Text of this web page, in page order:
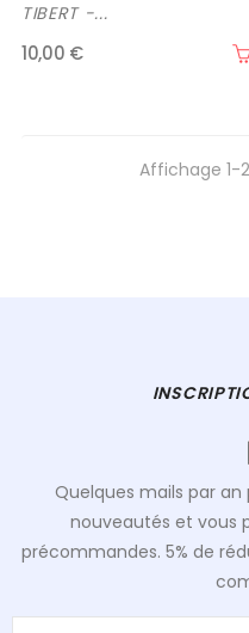
TIBERT -...
10,00 €
Affichage 1-
Quelques mails par
nouveautés et vous
précommandes. 5% de